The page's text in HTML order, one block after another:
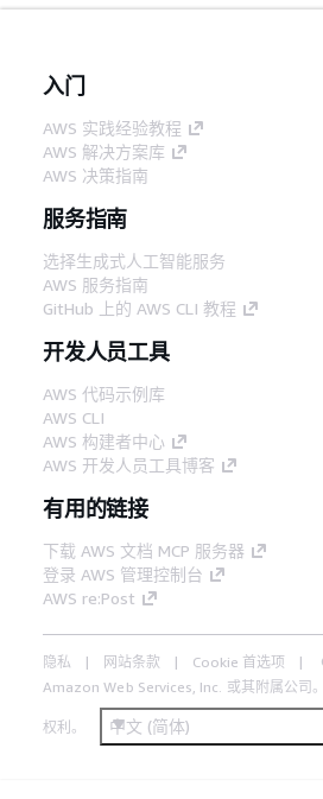
入门
AWS 实践经验教程
AWS 解决方案库
AWS 决策指南
服务指南
选择生成式人工智能服务
AWS 服务指南
GitHub 上的 AWS CLI 教程
开发人员工具
AWS 代码示例库
AWS CLI
AWS 构建者中心
AWS 开发人员工具博客
有用的链接
下载 AWS 文档 MCP 服务器
登录 AWS 管理控制台
AWS re:Post
隐私 网站条款 Cookie 首选项
Amazon Web Services, Inc. 或其附属公司
权利。 中文 (简体)